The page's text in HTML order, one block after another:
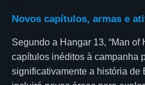
Novos capítulos, armas e
Segundo a Hangar 13, “Man of
capítulos inéditos à campanha
significativamente a história de